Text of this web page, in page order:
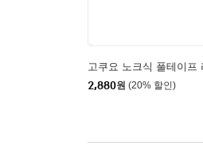
고쿠요 노크식 풀테이프
2,880원 (20% 할인)